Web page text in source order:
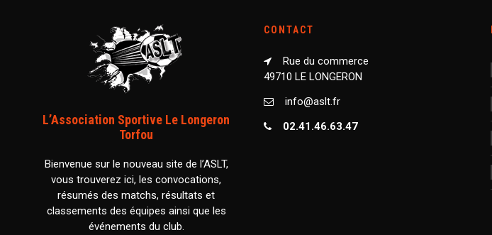
L’Association Sportive Le Longeron
Torfou
Bienvenue sur le nouveau site de l’ASLT,
vous trouverez ici, les convocations,
résumés des matchs, résultats et
classements des équipes ainsi que les
événements du club.
CONTACT
Rue du commerce
49710 LE LONGERON
info@aslt.fr
02.41.46.63.47